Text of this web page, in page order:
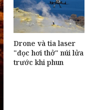
Drone và tia laser
"đọc hơi thở" núi lửa
trước khi phun